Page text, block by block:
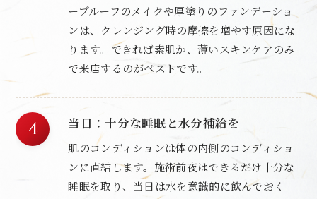
ープルーフのメイクや厚塗りのファンデーショ
ンは、クレンジング時の摩擦を増やす原因にな
ります。できれば素肌か、薄いスキンケアのみ
で来店するのがベストです。
当日：十分な睡眠と水分補給を
肌のコンディションは体の内側のコンディショ
ンに直結します。施術前夜はできるだけ十分な
睡眠を取り、当日は水を意識的に飲んでおく